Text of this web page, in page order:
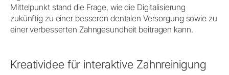
Mittelpunkt stand die Frage, wie die Digitalisierung
zukünftig zu einer besseren dentalen Versorgung sowie zu
einer verbesserten Zahngesundheit beitragen kann.
Kreatividee für interaktive Zahnreinigung